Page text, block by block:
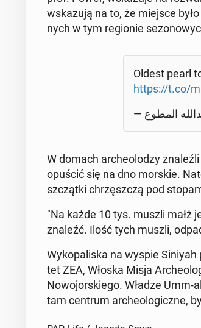
wska­zu­ją na to, że miejsce
nych w tym re­gio­nie
Oldest pearl
https://t.co/
W domach ar­che­olo­dzy
opuścić się na dno morskie.
szcząt­ki chrzęsz­czą pod
"Na każde 10 tys. muszli małż
znaleźć. Ilość tych muszli,
Wy­ko­pa­li­ska na wyspie
tet ZEA, Włoska Misja
No­wo­jor­skie­go. Władze
tam centrum ar­che­olo­gicz­ne,